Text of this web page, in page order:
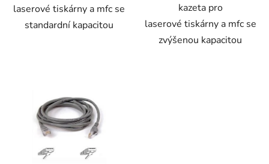
laserové tiskárny a mfc se
standardní kapacitou
kazeta pro
laserové tiskárny a mfc se
zvýšenou kapacitou